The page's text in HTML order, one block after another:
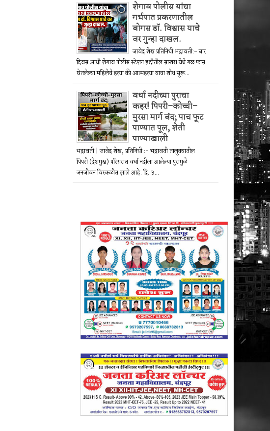
शेगाव पोलीस यांचा
गर्भपात प्रकरणातील
बोगस डॉ. विश्वास याचे
वर गुन्हा दाखल.
जावेद शेख प्रतिनिधी भद्रावती:- चार
दिवस आधी शेगाव पोलीस स्टेशन हद्दीतील साखरा येथे गळ फास
घेतलेल्या महिलेचे हत्या की आत्महत्या याचा शोध सुरू...
वर्धा नदीच्या पुराचा
कहर! पिपरी–कोच्ची–
मुरसा मार्ग बंद; पाच फूट
पाण्यात पूल, शेती
पाण्याखाली
भद्रावती | जावेद शेख, प्रतिनिधी :- भद्रावती तालुक्यातील
पिपरी (देशमुख) परिसरात वर्धा नदीला आलेल्या पुरामुळे
जनजीवन विस्कळीत झाले आहे. दि. ३...